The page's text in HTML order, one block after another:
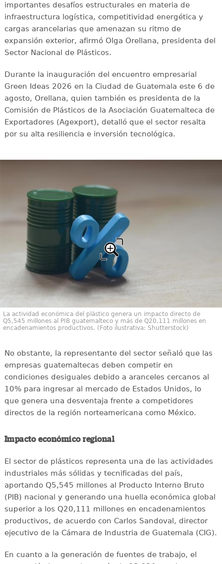
importantes desafíos estructurales en materia de
infraestructura logística, competitividad energética y
cargas arancelarias que amenazan su ritmo de
expansión exterior, afirmó Olga Orellana, presidenta del
Sector Nacional de Plásticos.
Durante la inauguración del encuentro empresarial
Green Ideas 2026 en la Ciudad de Guatemala este 6 de
agosto, Orellana, quien también es presidenta de la
Comisión de Plásticos de la Asociación Guatemalteca de
Exportadores (Agexport), detalló que el sector resalta
por su alta resiliencia e inversión tecnológica.
La actividad económica del plástico genera un impacto directo de
Q5,545 millones al PIB guatemalteco y más de Q20,111 millones en
encadenamientos productivos. (Foto ilustrativa: Shutterstock)
No obstante, la representante del sector señaló que las
empresas guatemaltecas deben competir en
condiciones desiguales debido a aranceles cercanos al
10% para ingresar al mercado de Estados Unidos, lo
que genera una desventaja frente a competidores
directos de la región norteamericana como México.
Impacto económico regional
El sector de plásticos representa una de las actividades
industriales más sólidas y tecnificadas del país,
aportando Q5,545 millones al Producto Interno Bruto
(PIB) nacional y generando una huella económica global
superior a los Q20,111 millones en encadenamientos
productivos, de acuerdo con Carlos Sandoval, director
ejecutivo de la Cámara de Industria de Guatemala (CIG).
En cuanto a la generación de fuentes de trabajo, el